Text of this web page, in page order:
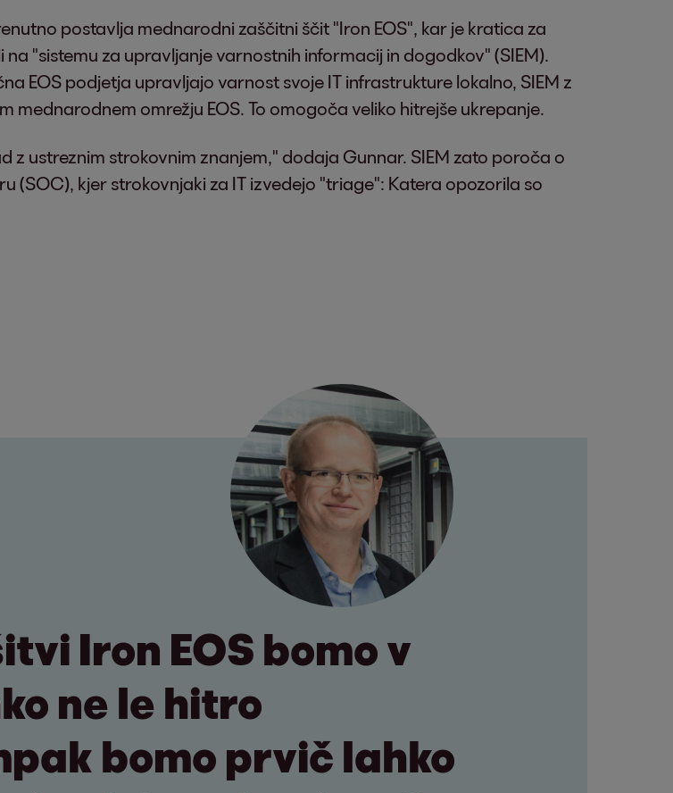
postavlja mednarodni zaščitni ščit "Iron EOS", kar je kratica za
"sistemu za upravljanje varnostnih informacij in dogodkov" (SIEM).
EOS podjetja upravljajo varnost svoje IT infrastrukture lokalno, SIEM z
omrežju EOS. To omogoča veliko hitrejše ukrepanje.
ustreznim strokovnim znanjem," dodaja Gunnar. SIEM zato poroča o
kjer strokovnjaki za IT izvedejo "triage": Katera opozorila so
Iron EOS bomo v
ne le hitro
bomo prvič lahko